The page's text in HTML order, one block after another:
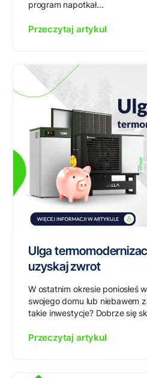
program napotkał...
Przeczytaj artykuł
Ulga
uzyskaj zwrot
W ostatnim okresie poniosłeś
swojego domu lub niebawem
takie inwestycje? Dobrze się
Przeczytaj artykuł